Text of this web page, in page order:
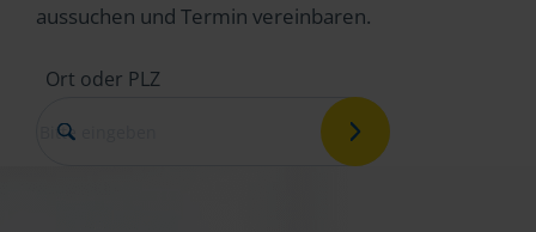
aussuchen und Termin vereinbaren.
Ort oder PLZ